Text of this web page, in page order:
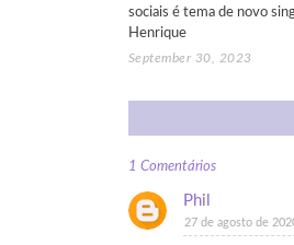
sociais é tema de novo
Henrique
September 30, 2023
1 Comentários
Phil
27 de agosto de